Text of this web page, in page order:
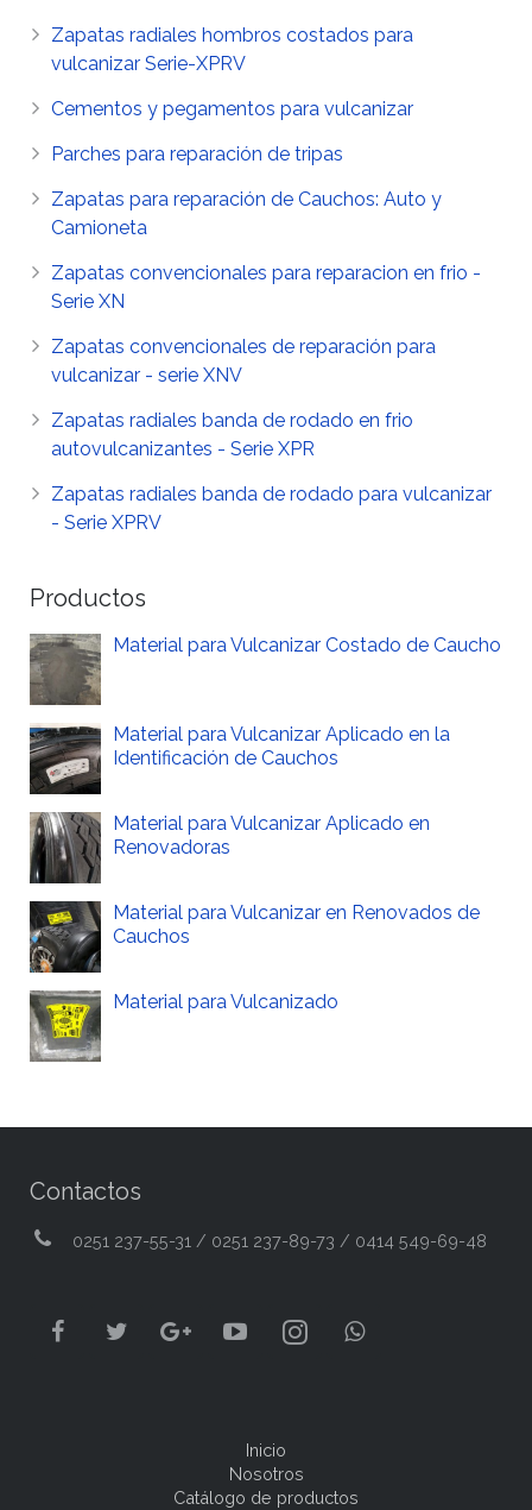
Zapatas radiales hombros costados para
vulcanizar Serie-XPRV
Cementos y pegamentos para vulcanizar
Parches para reparación de tripas
Zapatas para reparación de Cauchos: Auto y
Camioneta
Zapatas convencionales para reparacion en frio -
Serie XN
Zapatas convencionales de reparación para
vulcanizar - serie XNV
Zapatas radiales banda de rodado en frio
autovulcanizantes - Serie XPR
Zapatas radiales banda de rodado para vulcanizar
- Serie XPRV
Productos
Material para Vulcanizar Costado de Caucho
Material para Vulcanizar Aplicado en la
Identificación de Cauchos
Material para Vulcanizar Aplicado en
Renovadoras
Material para Vulcanizar en Renovados de
Cauchos
Material para Vulcanizado
Contactos
0251 237-55-31 / 0251 237-89-73 / 0414 549-69-48
Inicio
Nosotros
Catálogo de productos